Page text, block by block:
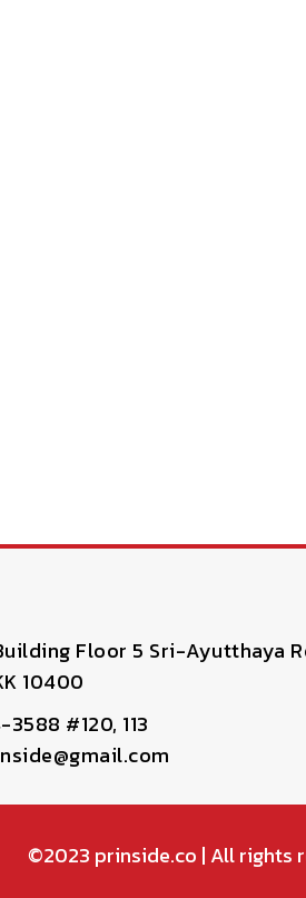
Floor 5 Sri-Ayutthaya
10400
#120, 113
©2023 prinside.co | All rights